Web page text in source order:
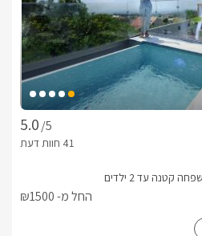
/5
החל מ- ₪1500